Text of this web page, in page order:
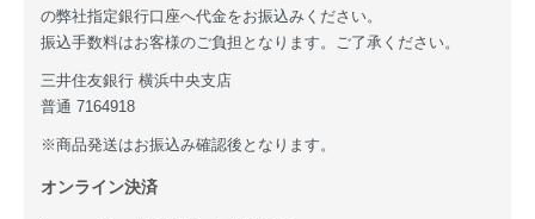
の弊社指定銀行口座へ代金をお振込みください。
振込手数料はお客様のご負担となります。ご了承ください。
三井住友銀行 横浜中央支店
普通 7164918
※商品発送はお振込み確認後となります。
オンライン決済